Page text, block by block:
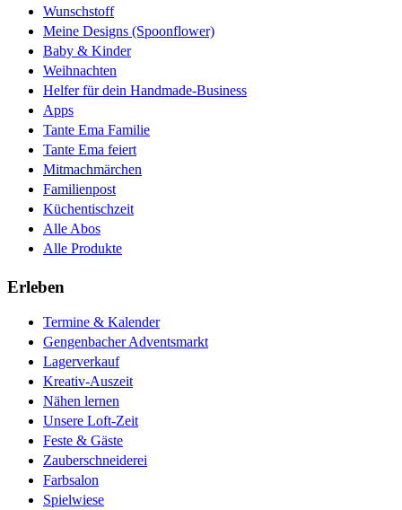
Wunschstoff
Meine Designs (Spoonflower)
Baby & Kinder
Weihnachten
Helfer für dein Handmade-Business
Apps
Tante Ema Familie
Tante Ema feiert
Mitmachmärchen
Familienpost
Küchentischzeit
Alle Abos
Alle Produkte
Erleben
Termine & Kalender
Gengenbacher Adventsmarkt
Lagerverkauf
Kreativ-Auszeit
Nähen lernen
Unsere Loft-Zeit
Feste & Gäste
Zauberschneiderei
Farbsalon
Spielwiese